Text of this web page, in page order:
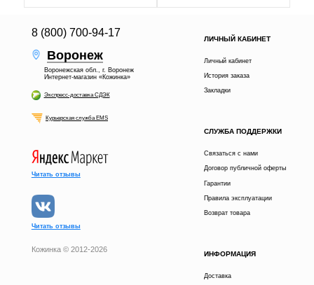
8 (800) 700-94-17
Воронеж
Воронежская обл., г. Воронеж
Интернет-магазин «Кожинка»
Экспресс-доставка СДЭК
Курьерская служба EMS
ЛИЧНЫЙ КАБИНЕТ
Личный кабинет
История заказа
Закладки
СЛУЖБА ПОДДЕРЖКИ
Связаться с нами
Договор публичной оферты
Гарантии
Правила эксплуатации
Возврат товара
ИНФОРМАЦИЯ
Доставка
Читать отзывы
Читать отзывы
Кожинка © 2012-2026